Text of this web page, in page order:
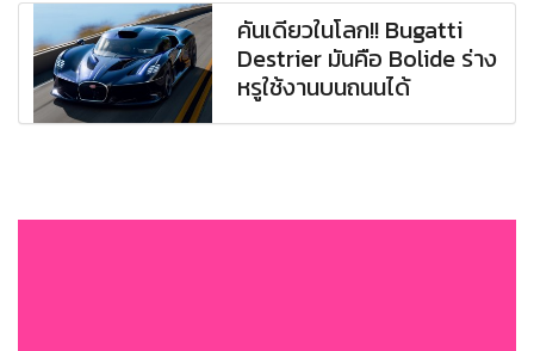
คันเดียวในโลก!! Bugatti
Destrier มันคือ Bolide ร่าง
หรูใช้งานบนถนนได้